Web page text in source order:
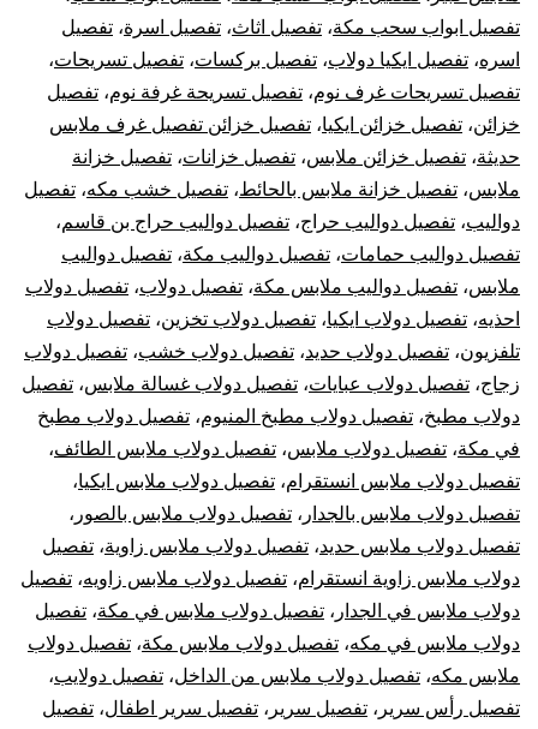
تفصيل ابواب سحب مكة، تفصيل اثاث، تفصيل اسرة، تفصيل
اسره، تفصيل ايكيا دولاب، تفصيل بركسات، تفصيل تسريحات،
تفصيل تسريحات غرف نوم، تفصيل تسريحة غرفة نوم، تفصيل
خزائن، تفصيل خزائن ايكيا، تفصيل خزائن تفصيل غرف ملابس
حديثة، تفصيل خزائن ملابس، تفصيل خزانات، تفصيل خزانة
ملابس، تفصيل خزانة ملابس بالحائط، تفصيل خشب مكه، تفصيل
دواليب، تفصيل دواليب حراج، تفصيل دواليب حراج بن قاسم،
تفصيل دواليب حمامات، تفصيل دواليب مكة، تفصيل دواليب
ملابس، تفصيل دواليب ملابس مكة، تفصيل دولاب، تفصيل دولاب
احذيه، تفصيل دولاب ايكيا، تفصيل دولاب تخزين، تفصيل دولاب
تلفزيون، تفصيل دولاب حديد، تفصيل دولاب خشب، تفصيل دولاب
زجاج، تفصيل دولاب عبايات، تفصيل دولاب غسالة ملابس، تفصيل
دولاب مطبخ، تفصيل دولاب مطبخ المنيوم، تفصيل دولاب مطبخ
في مكة، تفصيل دولاب ملابس، تفصيل دولاب ملابس الطائف،
تفصيل دولاب ملابس انستقرام، تفصيل دولاب ملابس ايكيا،
تفصيل دولاب ملابس بالجدار ، تفصيل دولاب ملابس بالصور ،
تفصيل دولاب ملابس حديد، تفصيل دولاب ملابس زاوية، تفصيل
دولاب ملابس زاوية انستقرام، تفصيل دولاب ملابس زاويه، تفصيل
دولاب ملابس في الجدار ، تفصيل دولاب ملابس في مكة، تفصيل
دولاب ملابس في مكه، تفصيل دولاب ملابس مكة، تفصيل دولاب
ملابس مكه، تفصيل دولاب ملابس من الداخل، تفصيل دولايب،
تفصيل رأس سرير ، تفصيل سرير ، تفصيل سرير اطفال، تفصيل